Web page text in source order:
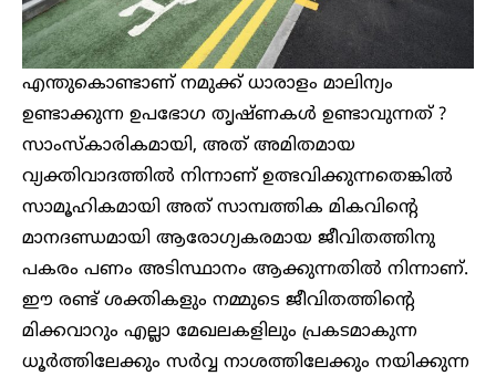
എന്തുകൊണ്ടാണ് നമുക്ക് ധാരാളം മാലിന്യം
ഉണ്ടാക്കുന്ന ഉപഭോഗ തൃഷ്ണകൾ ഉണ്ടാവുന്നത് ?
സാംസ്കാരികമായി, അത് അമിതമായ
വ്യക്തിവാദത്തിൽ നിന്നാണ് ഉത്ഭവിക്കുന്നതെങ്കിൽ
സാമൂഹികമായി അത് സാമ്പത്തിക മികവിന്റെ
മാനദണ്ഡമായി ആരോഗ്യകരമായ ജീവിതത്തിനു
പകരം പണം അടിസ്ഥാനം ആക്കുന്നതിൽ നിന്നാണ്.
ഈ രണ്ട് ശക്തികളും നമ്മുടെ ജീവിതത്തിന്റെ
മിക്കവാറും എല്ലാ മേഖലകളിലും പ്രകടമാകുന്ന
ധൂർത്തിലേക്കും സർവ്വ നാശത്തിലേക്കും നയിക്കുന്ന